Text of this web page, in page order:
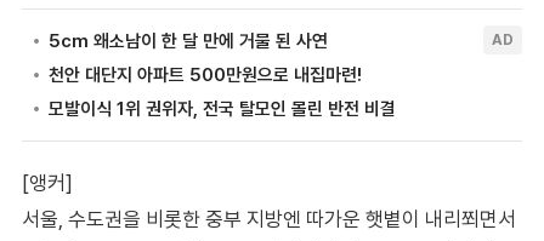
[앵커]
서울, 수도권을 비롯한 중부 지방엔 따가운 햇볕이 내리쬐면서